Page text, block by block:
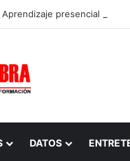
Aprendizaje presencial vs.
DATOS